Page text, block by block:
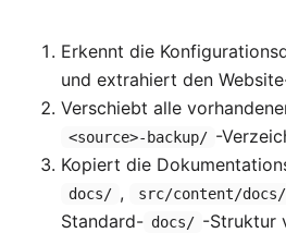
Erkennt die
und extrahiert den
Verschiebt alle
<source>-backup/ -
Kopiert die
docs/ , src/content/docs/
Standard- docs/ -Struktur